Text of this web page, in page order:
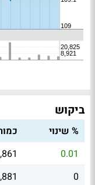
ביקוש
% שינוי
0.01
0